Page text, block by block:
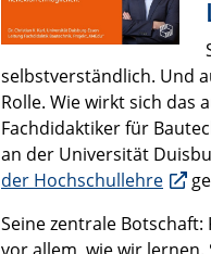
selbstverständlich. Und
Rolle. Wie wirkt sich das
Fachdidaktiker für
an der Universität
der Hochschullehre
Seine zentrale